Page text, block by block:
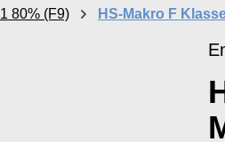
80% (F9) HS-Makro F